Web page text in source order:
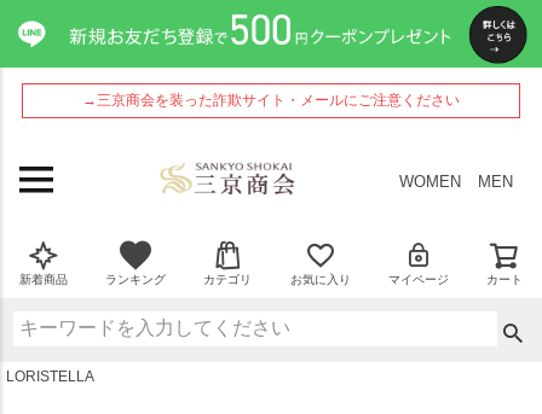
→三京商会を装った詐欺サイト・メールにご注意ください
WOMEN MEN
新着商品 ランキング カテゴリ お気に入り マイページ カート
LORISTELLA
ペー
ジト
ップ
へ